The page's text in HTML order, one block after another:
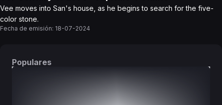
Vee moves into San's house, as he begins to search for the five-
color stone.
Fecha de emisión: 18-07-2024
Populares